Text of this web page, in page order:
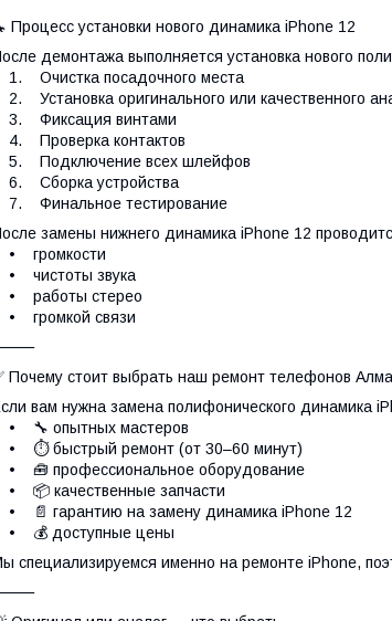
Процесс установки нового динамика iPhone 12
демонтажа выполняется установка нового
1. Очистка посадочного места
2. Установка оригинального или качественного
3. Фиксация винтами
4. Проверка контактов
5. Подключение всех шлейфов
6. Сборка устройства
7. Финальное тестирование
замены нижнего динамика iPhone 12
• громкости
• чистоты звука
• работы стерео
• громкой связи
Почему стоит выбрать наш ремонт телефонов
вам нужна замена полифонического динамика
• 🔧 опытных мастеров
• ⏱ быстрый ремонт (от 30–60 минут)
• 🧰 профессиональное оборудование
• 📦 качественные запчасти
• 📄 гарантию на замену динамика iPhone 12
• 💰 доступные цены
специализируемся именно на ремонте iPhone,